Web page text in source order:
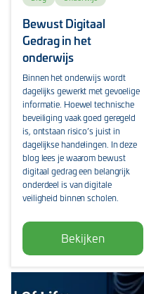
Bewust Digitaal
Gedrag in het
onderwijs
Binnen het onderwijs wordt
dagelijks gewerkt met gevoelige
informatie. Hoewel technische
beveiliging vaak goed geregeld
is, ontstaan risico’s juist in
dagelijkse handelingen. In deze
blog lees je waarom bewust
digitaal gedrag een belangrijk
onderdeel is van digitale
veiligheid binnen scholen.
Bekijken